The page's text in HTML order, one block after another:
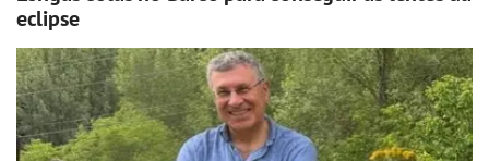
eclipse